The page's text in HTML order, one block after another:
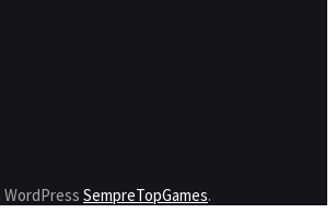
WordPress SempreTopGames.